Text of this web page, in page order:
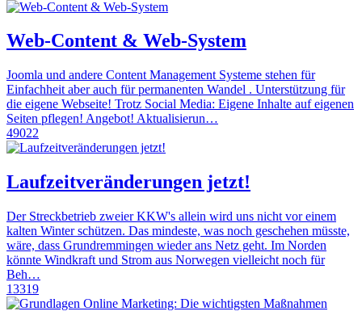
Web-Content & Web-System
Joomla und andere Content Management Systeme stehen für
Einfachheit aber auch für permanenten Wandel . Unterstützung für
die eigene Webseite! Trotz Social Media: Eigene Inhalte auf eigenen
Seiten pflegen! Angebot! Aktualisierun…
49022
Laufzeitveränderungen jetzt!
Der Streckbetrieb zweier KKW's allein wird uns nicht vor einem
kalten Winter schützen. Das mindeste, was noch geschehen müsste,
wäre, dass Grundremmingen wieder ans Netz geht. Im Norden
könnte Windkraft und Strom aus Norwegen vielleicht noch für
Beh…
13319